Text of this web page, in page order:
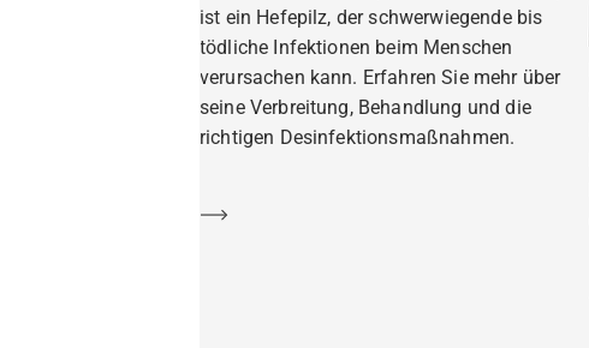
ist ein Hefepilz, der schwerwiegende bis
tödliche Infektionen beim Menschen
verursachen kann. Erfahren Sie mehr über
seine Verbreitung, Behandlung und die
richtigen Desinfektionsmaßnahmen.
Mehr erfahren